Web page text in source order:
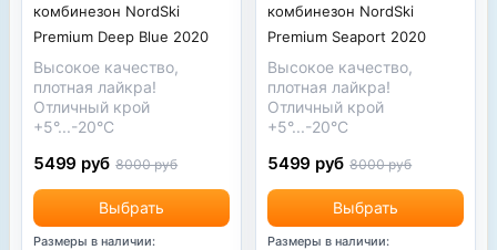
комбинезон NordSki
Premium Deep Blue 2020
Высокое качество,
плотная лайкра!
Отличный крой
+5°...-20°С
Выбрать
5499 руб 8000 руб
Размеры в наличии:
комбинезон NordSki
Premium Seaport 2020
Высокое качество,
плотная лайкра!
Отличный крой
+5°...-20°С
Выбрать
5499 руб 8000 руб
Размеры в наличии: